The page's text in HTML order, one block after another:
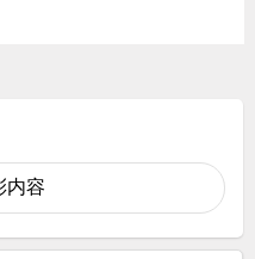
内容